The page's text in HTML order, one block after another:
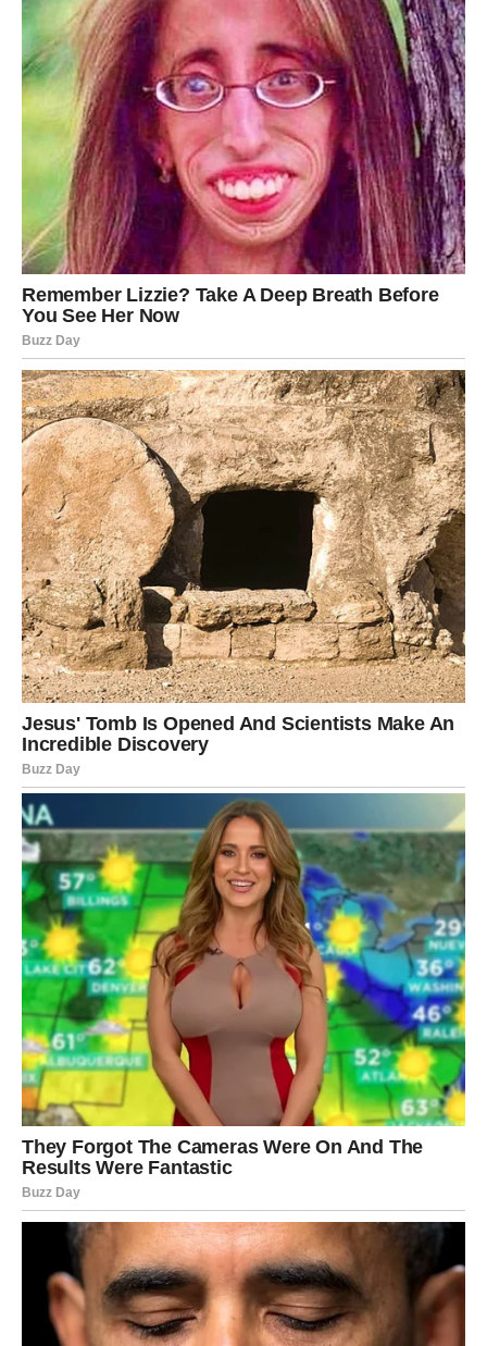
Počećete da vjerujete da dolaze mnogo ljepši dani i da
život može biti mnogo srećniji nego što je bio do sada.
Strahovi, razočaranja i tuga polako ostaju iza vas, a na
njihovo mjesto dolazi osjećaj mira, nade i ljubavne sreće.
Mnoge Djevice će tokom ove sedmice donijeti odluku
koja može potpuno promijeniti njihov ljubavni život.
Pred vama su dani koje ćete dugo
pamtiti
Ovo nije obična sedmica. Ovo je početak perioda u kojem
Djevica konačno ulazi u fazu života ispunjenu ljubavlju,
pažnjom i emocijama koje će joj vratiti osmijeh na lice.
Ljubav donosi toplinu i sigurnost, srce se polako
oslobađa starih rana, a sudbina vam pokazuje da nijedna
vaša emotivna borba nije bila uzaludna.
Pred vama su dani puni lijepih iznenađenja, nježnih
trenutaka i osjećaja koji će vas podsjetiti koliko život
može biti lijep kada zvijezde počnu da rade u vašu korist.